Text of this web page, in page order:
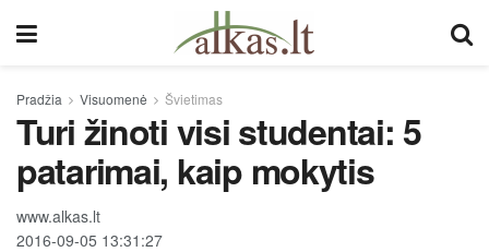
Pradžia Visuomenė Švietimas
Turi žinoti visi studentai: 5
patarimai, kaip mokytis
www.alkas.lt
2016-09-05 13:31:27